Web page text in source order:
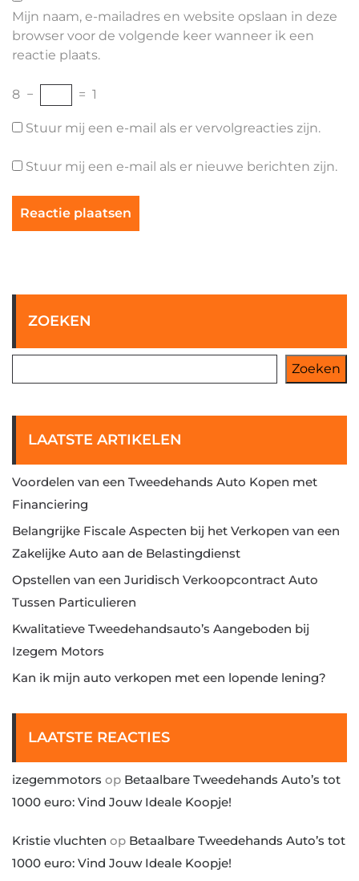
Mijn naam, e-mailadres en website opslaan in deze
browser voor de volgende keer wanneer ik een
reactie plaats.
8 − = 1
Stuur mij een e-mail als er vervolgreacties zijn.
Stuur mij een e-mail als er nieuwe berichten zijn.
ZOEKEN
Zoeken
LAATSTE ARTIKELEN
Voordelen van een Tweedehands Auto Kopen met
Financiering
Belangrijke Fiscale Aspecten bij het Verkopen van een
Zakelijke Auto aan de Belastingdienst
Opstellen van een Juridisch Verkoopcontract Auto
Tussen Particulieren
Kwalitatieve Tweedehandsauto’s Aangeboden bij
Izegem Motors
Kan ik mijn auto verkopen met een lopende lening?
LAATSTE REACTIES
izegemmotors op Betaalbare Tweedehands Auto’s tot
1000 euro: Vind Jouw Ideale Koopje!
Kristie vluchten op Betaalbare Tweedehands Auto’s tot
1000 euro: Vind Jouw Ideale Koopje!